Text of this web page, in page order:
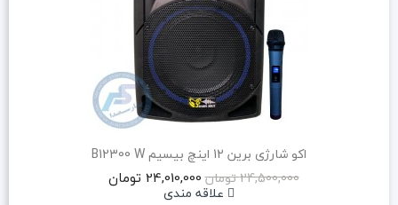
اکو شارژی برین 12 اینچ بیسیم B12300 W
24,500,000 تومان
24,010,000 تومان
علاقه مندی